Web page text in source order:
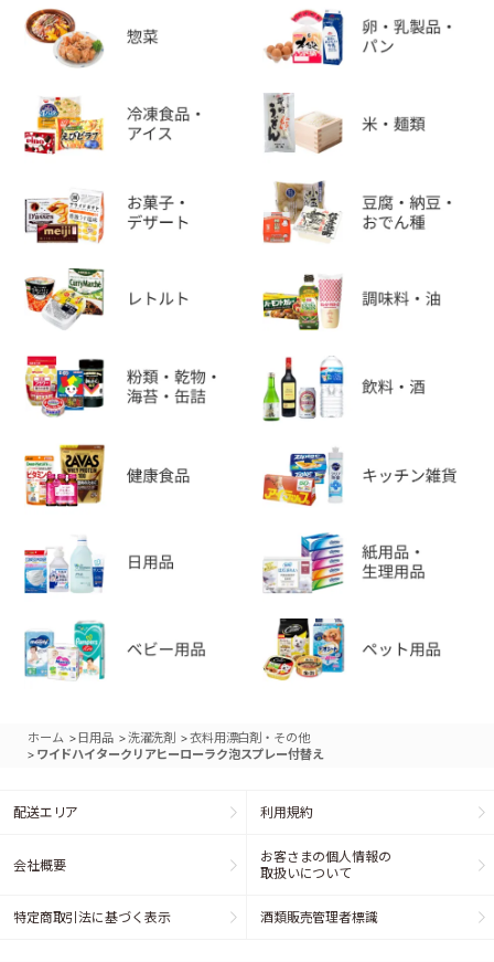
ホーム > 日用品 >洗濯洗剤 >衣料用漂白剤・その他
> ワイドハイタークリアヒーローラク泡スプレー付替え
配送エリア 利用規約
会社概要
お客さまの個人情報の
取扱いについて
特定商取引法に基づく表示 酒類販売管理者標識